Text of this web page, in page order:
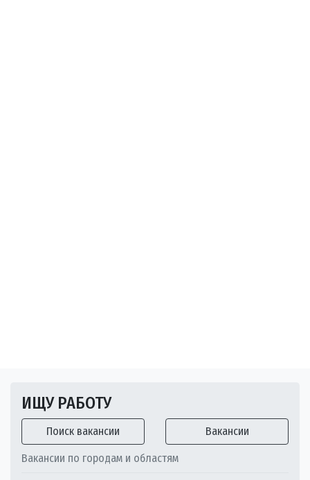
ИЩУ РАБОТУ
Поиск вакансии Вакансии
Вакансии по городам и областям